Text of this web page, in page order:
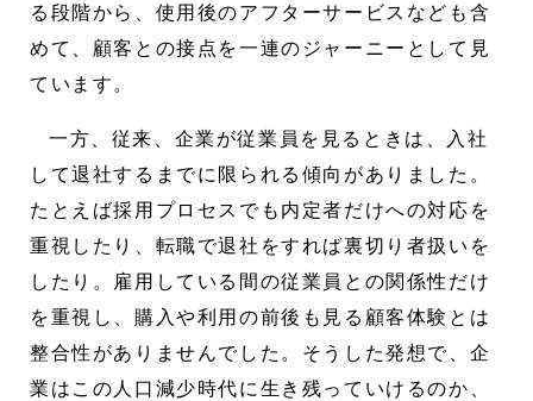
る段階から、使用後のアフターサービスなども含
めて、顧客との接点を一連のジャーニーとして見
ています。
一方、従来、企業が従業員を見るときは、入社
して退社するまでに限られる傾向がありました。
たとえば採用プロセスでも内定者だけへの対応を
重視したり、転職で退社をすれば裏切り者扱いを
したり。雇用している間の従業員との関係性だけ
を重視し、購入や利用の前後も見る顧客体験とは
整合性がありませんでした。そうした発想で、企
業はこの人口減少時代に生き残っていけるのか、